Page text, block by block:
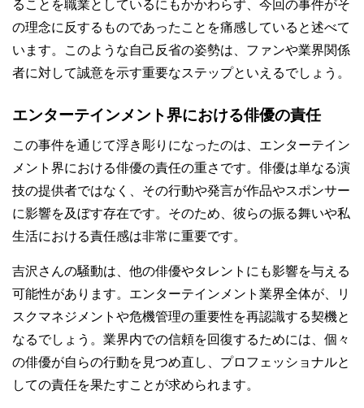
ることを職業としているにもかかわらず、今回の事件がそ
の理念に反するものであったことを痛感していると述べて
います。このような自己反省の姿勢は、ファンや業界関係
者に対して誠意を示す重要なステップといえるでしょう。
エンターテインメント界における俳優の責任
この事件を通じて浮き彫りになったのは、エンターテイン
メント界における俳優の責任の重さです。俳優は単なる演
技の提供者ではなく、その行動や発言が作品やスポンサー
に影響を及ぼす存在です。そのため、彼らの振る舞いや私
生活における責任感は非常に重要です。
吉沢さんの騒動は、他の俳優やタレントにも影響を与える
可能性があります。エンターテインメント業界全体が、リ
スクマネジメントや危機管理の重要性を再認識する契機と
なるでしょう。業界内での信頼を回復するためには、個々
の俳優が自らの行動を見つめ直し、プロフェッショナルと
しての責任を果たすことが求められます。